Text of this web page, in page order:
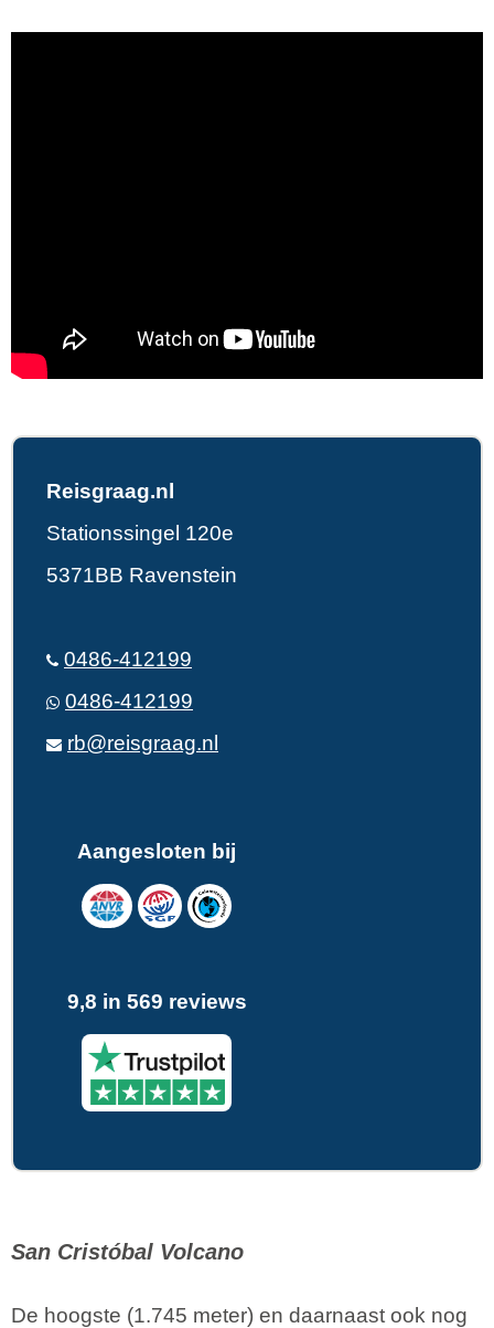
Reisgraag.nl
Stationssingel 120e
5371BB Ravenstein
0486-412199
0486-412199
rb@reisgraag.nl
Aangesloten bij
9,8 in 569 reviews
San Cristóbal Volcano
De hoogste (1.745 meter) en daarnaast ook nog